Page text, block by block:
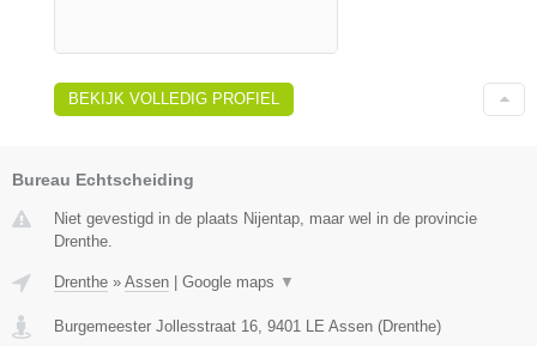
BEKIJK VOLLEDIG PROFIEL
Bureau Echtscheiding
Niet gevestigd in de plaats Nijentap, maar wel in de provincie
Drenthe.
Drenthe » Assen Google maps ▼
Burgemeester Jollesstraat 16, 9401 LE Assen (Drenthe)